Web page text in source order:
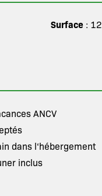
Surface : 12
ANCV
dans l‘hébergement
inclus